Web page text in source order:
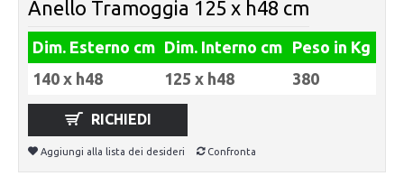
Anello Tramoggia 125 x h48 cm
Dim. Esterno cm Dim. Interno cm Peso in Kg
140 x h48
125 x h48 380
RICHIEDI
Aggiungi alla lista dei desideri Confronta